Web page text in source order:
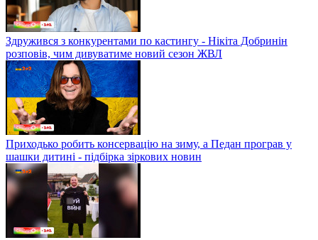
Здружився з конкурентами по кастингу - Нікіта Добринін
розповів, чим дивуватиме новий сезон ЖВЛ
Приходько робить консервацію на зиму, а Педан програв у
шашки дитині - підбірка зіркових новин